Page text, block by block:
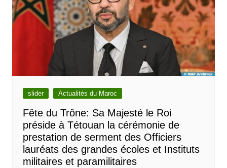
slider Actualités du Maroc
Fête du Trône: Sa Majesté le Roi
préside à Tétouan la cérémonie de
prestation de serment des Officiers
lauréats des grandes écoles et Instituts
militaires et paramilitaires